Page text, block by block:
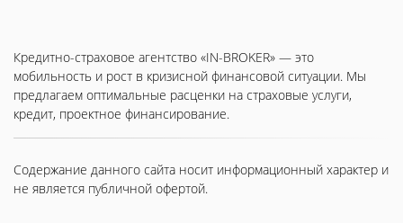
Кредитно-страховое агентство «IN-BROKER» — это
мобильность и рост в кризисной финансовой ситуации. Мы
предлагаем оптимальные расценки на страховые услуги,
кредит, проектное финансирование.
Содержание данного сайта носит информационный характер и
не является публичной офертой.